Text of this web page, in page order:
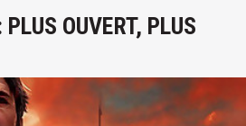
OUVERT, PLUS